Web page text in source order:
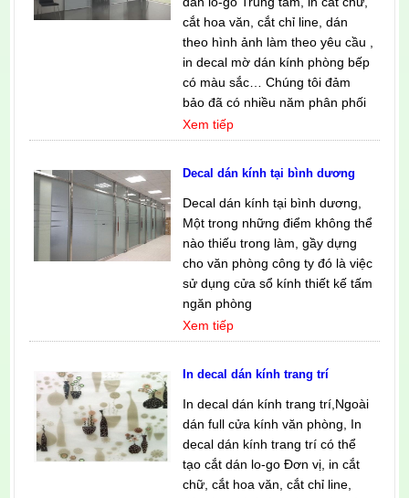
cắt hoa văn, cắt chỉ line, dán
theo hình ảnh làm theo yêu cầu ,
in decal mờ dán kính phòng bếp
có màu sắc… Chúng tôi đảm
bảo đã có nhiều năm phân phối
Xem tiếp
Decal dán kính tại bình dương
Decal dán kính tại bình dương,
Một trong những điểm không thể
nào thiếu trong làm, gầy dựng
cho văn phòng công ty đó là việc
sử dụng cửa sổ kính thiết kế tấm
ngăn phòng
Xem tiếp
In decal dán kính trang trí
In decal dán kính trang trí,Ngoài
dán full cửa kính văn phòng, In
decal dán kính trang trí có thể
tạo cắt dán lo-go Đơn vị, in cắt
chữ, cắt hoa văn, cắt chỉ line,